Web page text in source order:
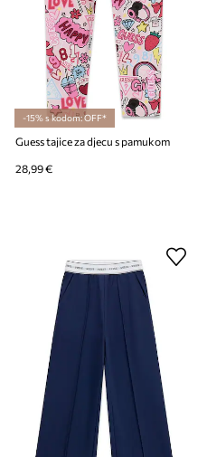
-15% s kodom: OFF*
Guess tajice za djecu s pamukom
28,99 €